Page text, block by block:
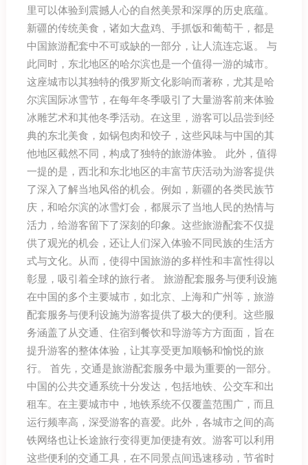
里可以体验到震撼人心的自然美景和深厚的历史底蕴。
新疆的传统美食，诸如大盘鸡、手抓饭和葡萄干，都是
中国旅游配套中不可或缺的一部分，让人流连忘返。 与
此同时，东北地区的哈尔滨也是一个值得一游的城市。
这座城市以其独特的俄罗斯文化影响而著称，尤其是哈
尔滨国际冰雪节，在每年冬季吸引了大量游客前来体验
冰雕艺术和其他冬季活动。在这里，游客可以品尝到经
典的东北美食，如锅包肉和饺子，这些风味与中国的其
他地区截然不同，构成了独特的旅游体验。 此外，值得
一提的是，西北和东北地区的丰富节庆活动为游客提供
了深入了解当地风俗的机会。例如，新疆的各类民族节
庆，和哈尔滨的冰雪灯会，都展示了当地人民的热情与
活力，给游客留下了深刻的印象。这些旅游配套不仅提
供了观光的机会，还让人们深入体验不同民族的生活方
式与文化。从而，使得中国旅游的多样性和丰富性得以
彰显，吸引着全球的旅行者。 旅游配套服务与便利设施
在中国的多个主要城市，如北京、上海和广州等，旅游
配套服务与便利设施为游客提供了极大的便利。这些服
务涵盖了从交通、住宿到餐饮和导游等方方面面，旨在
提升游客的整体体验，让其享受更加顺畅和愉悦的旅
行。 首先，交通是旅游配套服务中最为重要的一部分。
中国的公共交通系统十分发达，包括地铁、公交车和出
租车。在主要城市中，地铁系统不仅覆盖范围广，而且
运行频率高，深受游客的喜爱。此外，各城市之间的高
铁网络也让长途旅行变得更加便捷有效。游客可以利用
这些便利的交通工具，在不同景点间迅速移动，节省时